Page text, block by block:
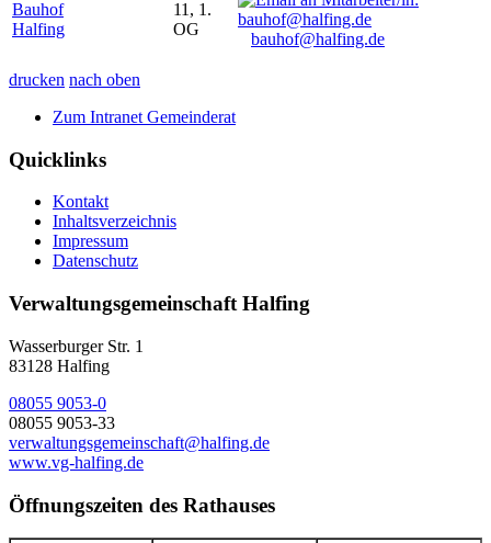
Bauhof
Halfing
11, 1.
OG
bauhof@halfing.de
drucken nach oben
Zum Intranet Gemeinderat
Quicklinks
Kontakt
Inhaltsverzeichnis
Impressum
Datenschutz
Verwaltungsgemeinschaft Halfing
Wasserburger Str. 1
83128 Halfing
08055 9053-0
08055 9053-33
verwaltungsgemeinschaft@halfing.de
www.vg-halfing.de
Öffnungszeiten des Rathauses